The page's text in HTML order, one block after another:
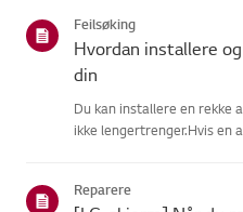
Feilsøking
Hvordan installere
din
Du kan installere en rekke
ikke lengertrenger.Hvis en
Reparere